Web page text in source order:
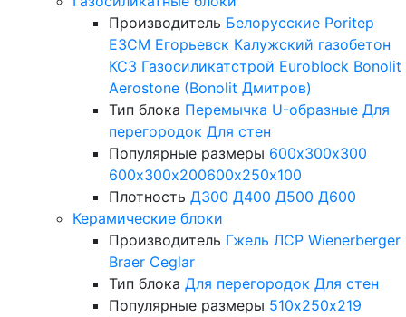
Производитель Белорусские Poritep
ЕЗСМ Егорьевск Калужский газобетон
КСЗ Газосиликатстрой Euroblock Bonolit
Aerostone (Bonolit Дмитров)
Тип блока Перемычка U-образные Для
перегородок Для стен
Популярные размеры 600х300х300
600х300х200600х250х100
Плотность Д300 Д400 Д500 Д600
Керамические блоки
Производитель Гжель ЛСР Wienerberger
Braer Ceglar
Тип блока Для перегородок Для стен
Популярные размеры 510х250х219